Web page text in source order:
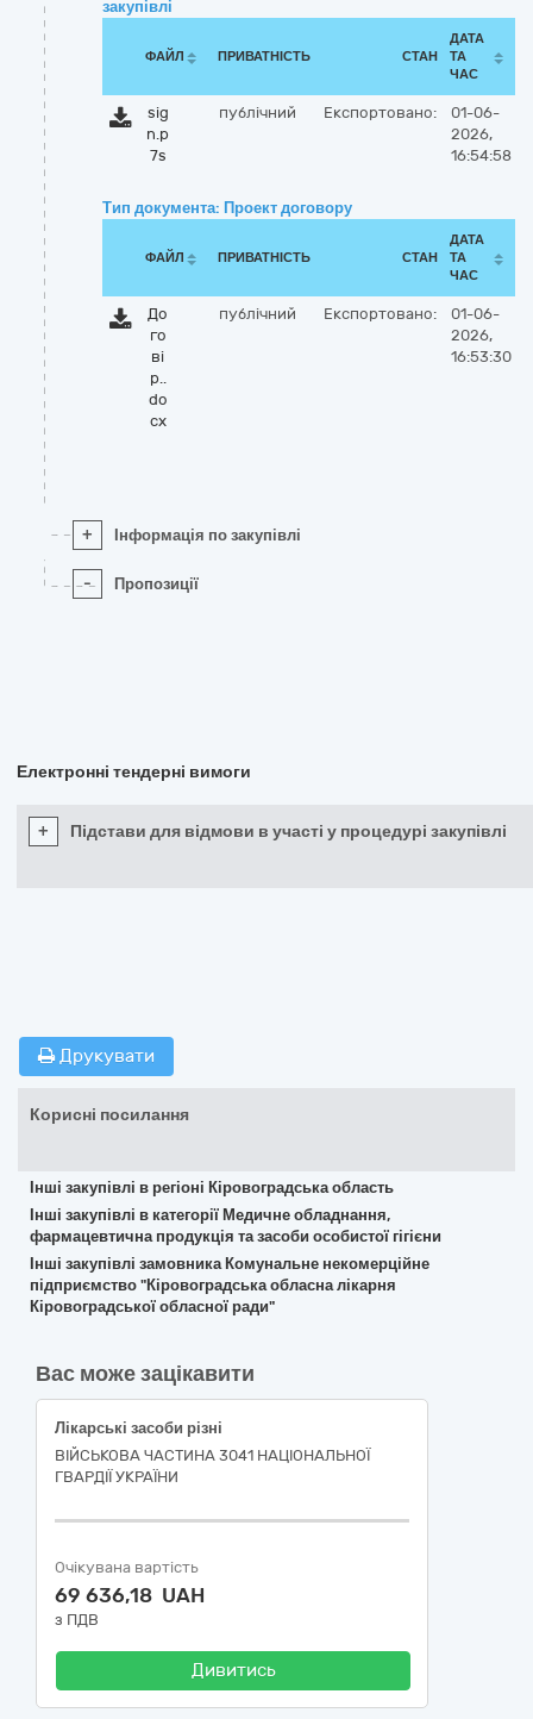
закупівлі
ФАЙЛ ПРИВАТНІСТЬ СТАН
ДАТА
ТА
ЧАС
sig
n.p
7s
публічний Експортовано:
01-06-
2026,
16:54:58
Тип документа: Проект договору
ФАЙЛ ПРИВАТНІСТЬ СТАН
ДАТА
ТА
ЧАС
До
го
ві
р..
do
cx
публічний Експортовано:
01-06-
2026,
16:53:30
+ Інформація по закупівлі
- Пропозиції
Електронні тендерні вимоги
+ Підстави для відмови в участі у процедурі закупівлі
Друкувати
Корисні посилання
Інші закупівлі в регіоні Кіровоградська область
Інші закупівлі в категорії Медичне обладнання,
фармацевтична продукція та засоби особистої гігієни
Інші закупівлі замовника Комунальне некомерційне
підприємство "Кіровоградська обласна лікарня
Кіровоградської обласної ради"
Вас може зацікавити
Лікарські засоби різні
ВІЙСЬКОВА ЧАСТИНА 3041 НАЦІОНАЛЬНОЇ
ГВАРДІЇ УКРАЇНИ
Очікувана вартість
69 636,18 UAH
з ПДВ
Дивитись